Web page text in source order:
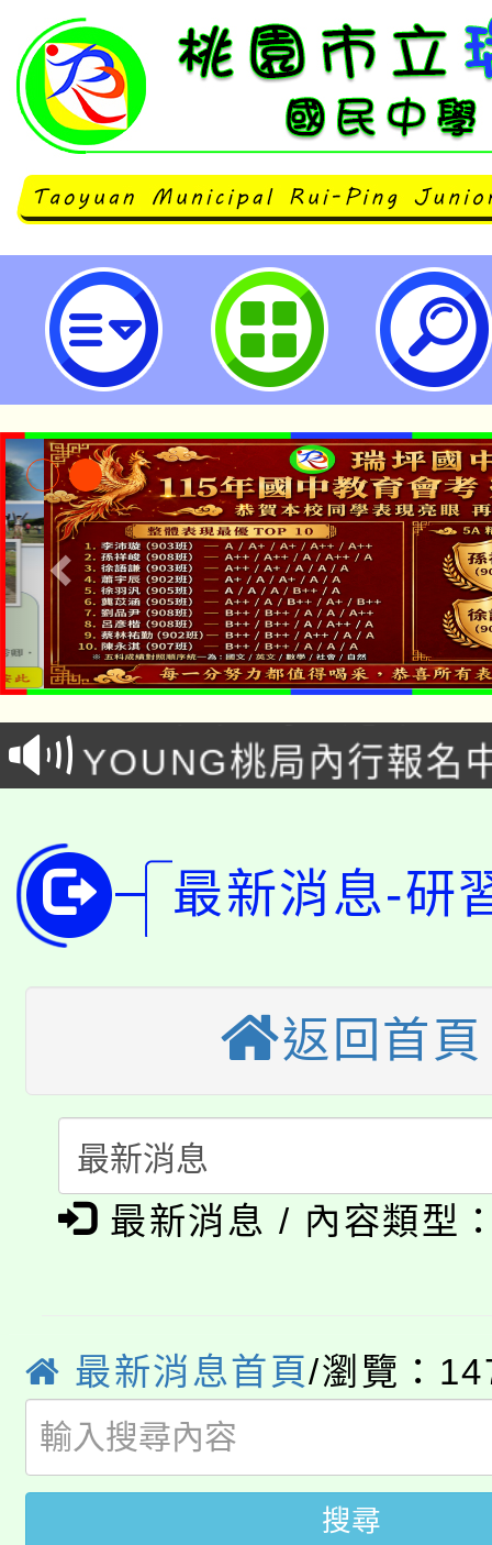
大有國小辦理親職教育講座～「送
物~自尊與自信」，歡迎報名參加
參加。-桃園市立瑞坪國民中學
「本色祭」8/29、30在
場熱烈登場!
8/21下午1時於龍潭區
徵才活動。
YOUNG桃局內行報名
8月14至27日，桃園電
開!
115年桃園市運動會8/
田徑場及游泳池舉行。
桃園市低收入戶享有免
半價優惠，詳情可洽有
者。
份教師增能研習
大溪自造教育及科技
會
115年食農教育專業人
程
「本色祭」8/29、30在
場熱烈登場!
8/21下午1時於龍潭區
局官網。
8月14至27日，桃園電
開!
115年桃園市運動會8/
田徑場及游泳池舉行。
桃園市低收入戶享有免
視費優惠，中低收入戶
大園自造教育及科技
最新消息-研
返回首頁
最新消息 / 內容類型
最新消息首頁/瀏覽：
搜尋